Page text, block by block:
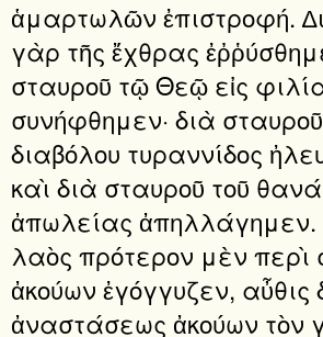
ἁμαρτωλῶν ἐπιστροφή.
γὰρ τῆς ἔχθρας
σταυροῦ τῷ Θεῷ εἰς
συνήφθημεν· διὰ
διαβόλου τυραννίδος
καὶ διὰ σταυροῦ τοῦ
ἀπωλείας ἀπηλλάγημεν.
λαὸς πρότερον μὲν περὶ
ἀκούων ἐγόγγυζεν, αὖθις
ἀναστάσεως ἀκούων τὸν